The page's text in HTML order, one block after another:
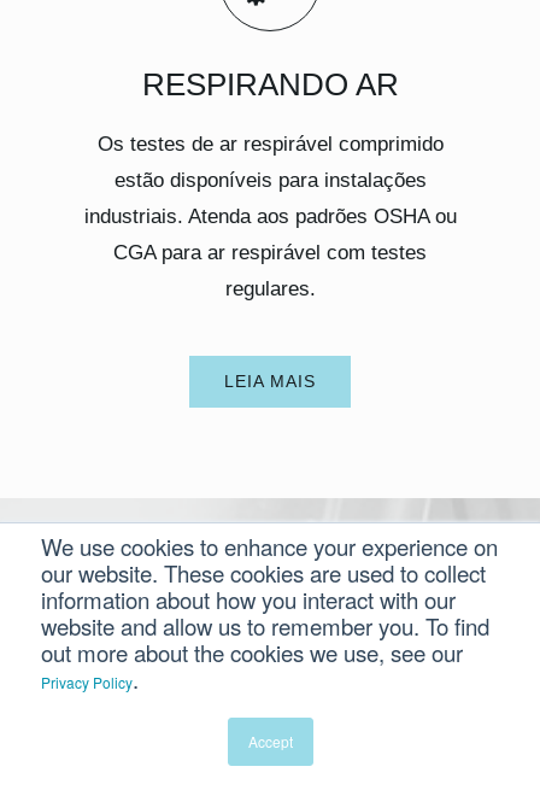
We use cookies to enhance your experience on
our website. These cookies are used to collect
information about how you interact with our
website and allow us to remember you. To find
out more about the cookies we use, see our
Privacy Policy.
Accept
RESPIRANDO AR
Os testes de ar respirável comprimido
estão disponíveis para instalações
industriais. Atenda aos padrões OSHA ou
CGA para ar respirável com testes
regulares.
LEIA MAIS
Blog do Trace Analytics